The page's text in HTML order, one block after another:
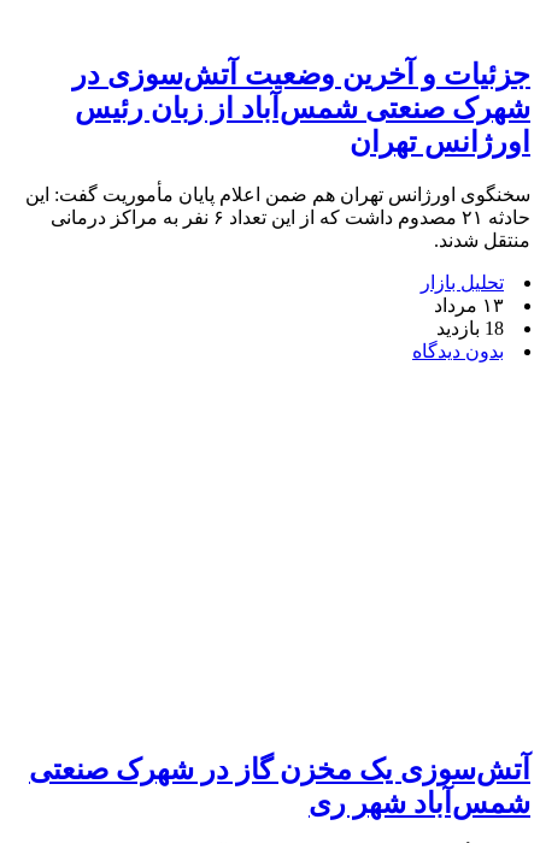
جزئیات و آخرین وضعیت آتش‌سوزی در
شهرک صنعتی شمس‌آباد از زبان رئیس
اورژانس تهران
سخنگوی اورژانس تهران هم ضمن اعلام پایان مأموریت گفت: این
حادثه ۲۱ مصدوم داشت که از این تعداد ۶ نفر به مراکز درمانی
منتقل شدند.
تحلیل بازار
۱۳ مرداد
18 بازدید
بدون دیدگاه
آتش‌سوزی یک مخزن گاز در شهرک صنعتی
شمس‌آباد شهر ری